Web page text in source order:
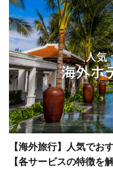
【海外旅行】人気でお
【各サービスの特徴を解